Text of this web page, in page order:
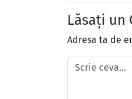
Lăsați un
Adresa ta de